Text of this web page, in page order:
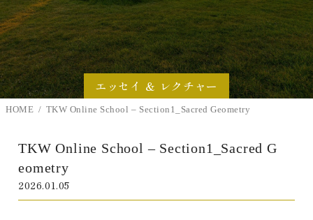
エッセイ ＆ レクチャー
HOME TKW Online School – Section1_Sacred Geometry
TKW Online School – Section1_Sacred G
eometry
2026.01.05